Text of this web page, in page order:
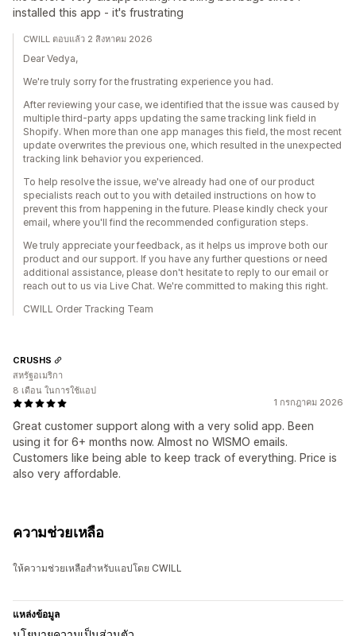
installed this app - it's frustrating
CWILL ตอบแล้ว 2 สิงหาคม 2026
Dear Vedya,
We're truly sorry for the frustrating experience you had.
After reviewing your case, we identified that the issue was caused by
multiple third-party apps updating the same tracking link field in
Shopify. When more than one app manages this field, the most recent
update overwrites the previous one, which resulted in the unexpected
tracking link behavior you experienced.
To help resolve the issue, we've already had one of our product
specialists reach out to you with detailed instructions on how to
prevent this from happening in the future. Please kindly check your
email, where you'll find the recommended configuration steps.
We truly appreciate your feedback, as it helps us improve both our
product and our support. If you have any further questions or need
additional assistance, please don't hesitate to reply to our email or
reach out to us via Live Chat. We're committed to making this right.
CWILL Order Tracking Team
1 กรกฎาคม 2026
Great customer support along with a very solid app. Been
using it for 6+ months now. Almost no WISMO emails.
Customers like being able to keep track of everything. Price is
also very affordable.
CRUSHS
สหรัฐอเมริกา
8 เดือน ในการใช้แอป
ความช่วยเหลือ
ให้ความช่วยเหลือสำหรับแอปโดย CWILL
แหล่งข้อมูล